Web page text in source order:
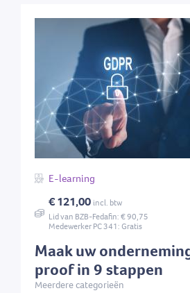
Maak uw
proof in 9 stappen
Meerdere categorieën
E-learning
€ 121,00 incl. btw
Lid van BZB-Fedafin: € 90,75
Medewerker PC 341: Gratis